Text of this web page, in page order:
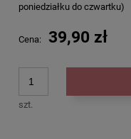
poniedziałku do czwartku)
Cena: 39,90 zł
szt.